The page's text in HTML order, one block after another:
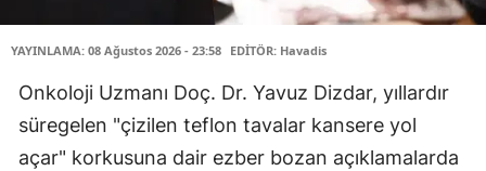
YAYINLAMA: 08 Ağustos 2026 - 23:58 EDİTÖR: Havadis
Onkoloji Uzmanı Doç. Dr. Yavuz Dizdar, yıllardır
süregelen "çizilen teflon tavalar kansere yol
açar" korkusuna dair ezber bozan açıklamalarda